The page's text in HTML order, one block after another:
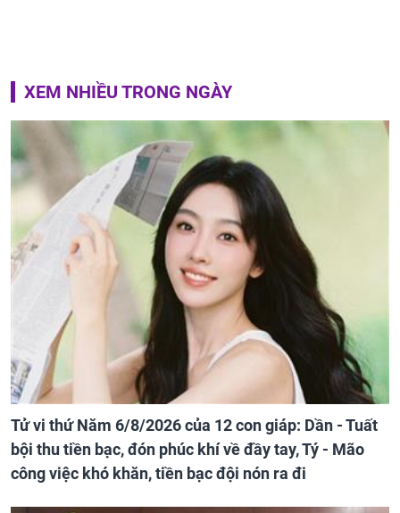
XEM NHIỀU TRONG NGÀY
Tử vi thứ Năm 6/8/2026 của 12 con giáp: Dần - Tuất
bội thu tiền bạc, đón phúc khí về đầy tay, Tý - Mão
công việc khó khăn, tiền bạc đội nón ra đi